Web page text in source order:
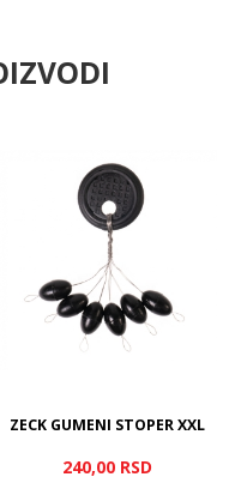
ZECK GUMENI STOPER XXL
240,00 RSD